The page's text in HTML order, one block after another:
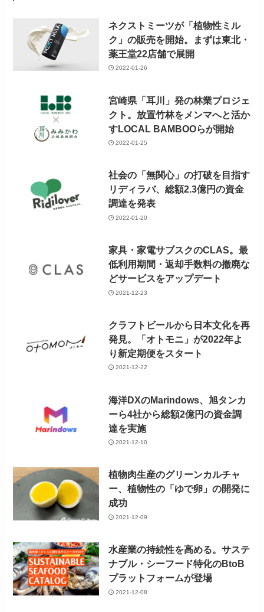
ネクストミーツが「植物性ミル
ク」の販売を開始。まずは東北・
薬王堂22店舗で展開
2022-01-26
宮崎県「耳川」発の林業プロジェ
クト。放置竹林をメンマへと活か
すLOCAL BAMBOOらが開始
2022-01-25
社会の「無関心」の打破を目指す
リディラバ、総額2.3億円の資金
調達を発表
2022-01-20
家具・家電サブスクのCLAS。最
低利用期間・返却手数料の撤廃な
どサービスをアップデート
2021-12-23
クラフトビールから日本文化を再
発見。「オトモニ」が2022年よ
り新定期便をスタート
2021-12-22
海洋DXのMarindows、旭タンカ
ーら4社から総額2億円の資金調
達を実施
2021-12-10
植物肉生産のグリーンカルチャ
ー、植物性の「ゆで卵」の開発に
成功
2021-12-09
水産業の持続性を高める。サステ
ナブル・シーフード特化のBtoB
プラットフォームが登場
2021-12-08